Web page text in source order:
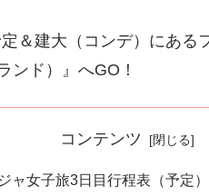
＆建大（コンデ）にある
ンド）』へGO！
コンテンツ
ャ女子旅3日目行程表（予定）